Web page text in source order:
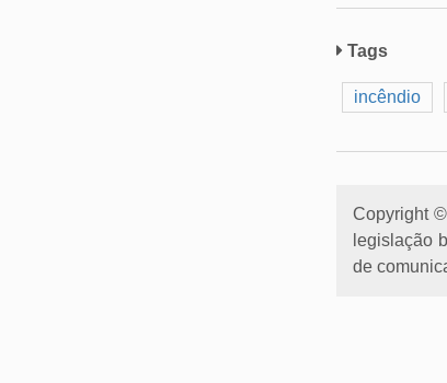
Tags
incêndio
Copyright
legislação
de